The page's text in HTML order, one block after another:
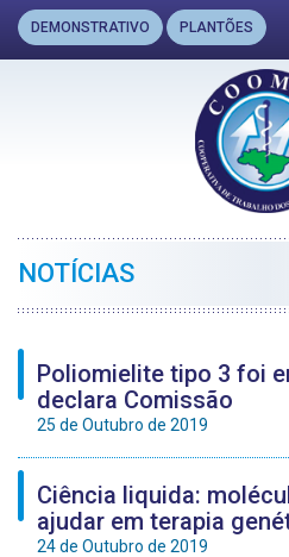
DEMONSTRATIVO PLANTÕES
NOTÍCIAS
Poliomielite tipo 3 foi
declara Comissão
25 de Outubro de 2019
Ciência liquida:
ajudar em terapia
24 de Outubro de 2019